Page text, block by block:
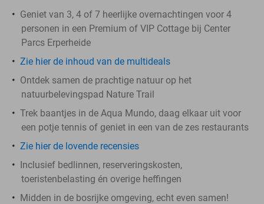
Geniet van 3, 4 of 7 heerlijke overnachtingen voor 4
personen in een Premium of VIP Cottage bij Center
Parcs Erperheide
Zie hier de inhoud van de multideals
Ontdek samen de prachtige natuur op het
natuurbelevingspad Nature Trail
Trek baantjes in de Aqua Mundo, daag elkaar uit voor
een potje tennis of geniet in een van de zes restaurants
Zie hier de lovende recensies
Inclusief bedlinnen, reserveringskosten,
toeristenbelasting én overige heffingen
Midden in de bosrijke omgeving, echt even samen!